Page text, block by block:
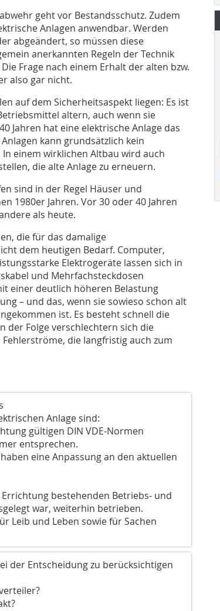
geht vor Bestandsschutz. Zudem
Anlagen anwendbar. Werden
abgeändert, so müssen diese
anerkannten Regeln der Technik
Frage nach einem Erhalt der alten bzw.
also gar nicht.
auf dem Sicherheitsaspekt liegen: Es ist
altern, auch wenn sie
Jahren hat eine elektrische Anlage das
kann grundsätzlich kein
einem wirklichen Altbau wird auch
die alte Anlage zu erneuern.
sind in der Regel Häuser und
1980er Jahren. Vor 30 oder 40 Jahren
als heute.
die für das damalige
dem heutigen Bedarf. Computer,
Elektrogeräte lassen sich in
und Mehrfachsteckdosen
einer deutlich höheren Belastung
– und das, wenn sie sowieso schon alt
ist. Es besteht schnell die
der Folge verschlechtern sich die
die langfristig auch zum
Anlage sind:
gültigen DIN VDE-Normen
entsprechen.
eine Anpassung an den aktuellen
bestehenden Betriebs- und
war, weiterhin betrieben.
Leib und Leben sowie für Sachen
der Entscheidung zu berücksichtigen